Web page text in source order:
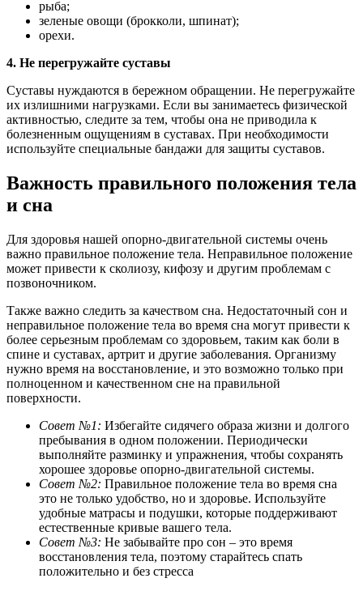
рыба;
зеленые овощи (брокколи, шпинат);
орехи.
4. Не перегружайте суставы
Суставы нуждаются в бережном обращении. Не перегружайте
их излишними нагрузками. Если вы занимаетесь физической
активностью, следите за тем, чтобы она не приводила к
болезненным ощущениям в суставах. При необходимости
используйте специальные бандажи для защиты суставов.
Важность правильного положения тела
и сна
Для здоровья нашей опорно-двигательной системы очень
важно правильное положение тела. Неправильное положение
может привести к сколиозу, кифозу и другим проблемам с
позвоночником.
Также важно следить за качеством сна. Недостаточный сон и
неправильное положение тела во время сна могут привести к
более серьезным проблемам со здоровьем, таким как боли в
спине и суставах, артрит и другие заболевания. Организму
нужно время на восстановление, и это возможно только при
полноценном и качественном сне на правильной
поверхности.
Совет №1: Избегайте сидячего образа жизни и долгого
пребывания в одном положении. Периодически
выполняйте разминку и упражнения, чтобы сохранять
хорошее здоровье опорно-двигательной системы.
Совет №2: Правильное положение тела во время сна
это не только удобство, но и здоровье. Используйте
удобные матрасы и подушки, которые поддерживают
естественные кривые вашего тела.
Совет №3: Не забывайте про сон – это время
восстановления тела, поэтому старайтесь спать
положительно и без стресса